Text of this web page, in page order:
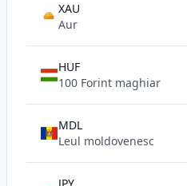
AU
XAU
Aur
HUF
100 Forint maghiar
MDL
Leul moldovenesc